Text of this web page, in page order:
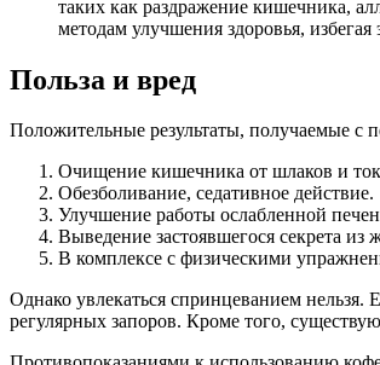
таких как раздражение кишечника,
методам улучшения здоровья,
Польза и вред
Положительные результаты, получаемые
Очищение кишечника от шлаков и
Обезболивание, седативное действие.
Улучшение работы ослабленной
Выведение застоявшегося секрета из
В комплексе с физическими
Однако увлекаться спринцеванием нельзя.
регулярных запоров. Кроме того,